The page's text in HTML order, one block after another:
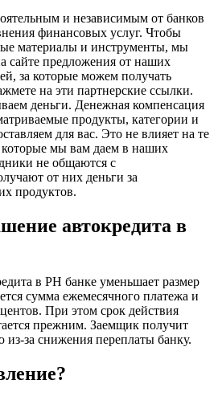
и независимым от банков
финансовых услуг. Чтобы
материалы и инструменты, мы
сайте предложения от наших
за которые можем получать
на эти партнерские ссылки.
деньги. Денежная компенсация
продукты, категории и
для вас. Это не влияет на те
мы вам даем в наших
не общаются с
от них деньги за
продуктов.
автокредита в
в РН банке уменьшает размер
сумма ежемесячного платежа и
При этом срок действия
прежним. Заемщик получит
за снижения переплаты банку.